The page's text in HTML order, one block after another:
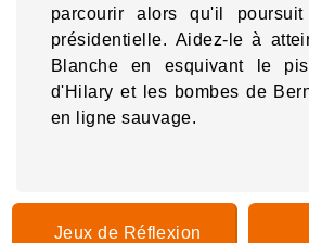
parcourir alors qu'il
présidentielle. Aidez-le à
Blanche en esquivant le
d'Hilary et les bombes de
en ligne sauvage.
Jeux de Réflexion